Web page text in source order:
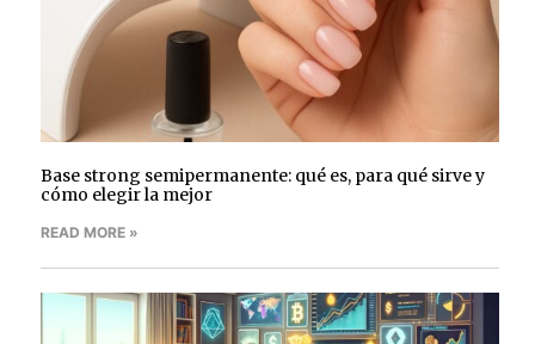
Base strong semipermanente: qué es, para qué sirve y
cómo elegir la mejor
READ MORE »